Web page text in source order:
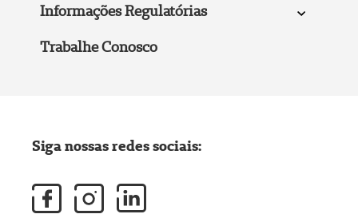
Informações Regulatórias
Trabalhe Conosco
Siga nossas redes sociais: